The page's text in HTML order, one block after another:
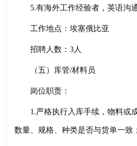
5.有海外工作经验者，英语沟
工作地点：埃塞俄比亚
招聘人数：3人
（五）库管/材料员
岗位职责：
1.严格执行入库手续，物料或
数量、规格、种类是否与货单一致；